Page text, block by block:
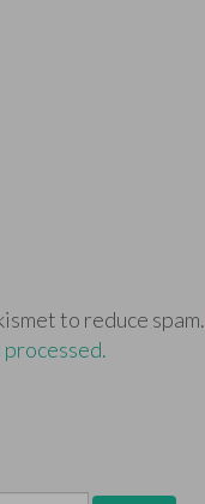
to reduce spam.
processed.